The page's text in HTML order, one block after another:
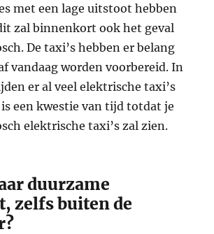
met een lage uitstoot hebben
zal binnenkort ook het geval
De taxi’s hebben er belang
vandaag worden voorbereid. In
er al veel elektrische taxi’s
een kwestie van tijd totdat je
elektrische taxi’s zal zien.
duurzame
zelfs buiten de